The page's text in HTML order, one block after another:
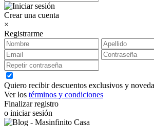
Crear una cuenta
×
Registrarme
Quiero recibir descuentos exclusivos y
Ver los términos y condiciones
Finalizar registro
o iniciar sesión